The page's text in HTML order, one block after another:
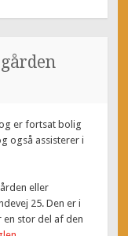
er fortsat bolig
også assisterer i
eller
25. Den er i
stor del af den